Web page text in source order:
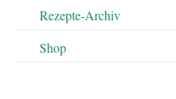
Rezepte-Archiv
Shop